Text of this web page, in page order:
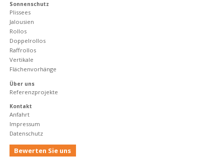
Sonnenschutz
Plissees
Jalousien
Rollos
Doppelrollos
Raffrollos
Vertikale
Flächenvorhänge
Über uns
Referenzprojekte
Kontakt
Anfahrt
Impressum
Datenschutz
Bewerten Sie uns